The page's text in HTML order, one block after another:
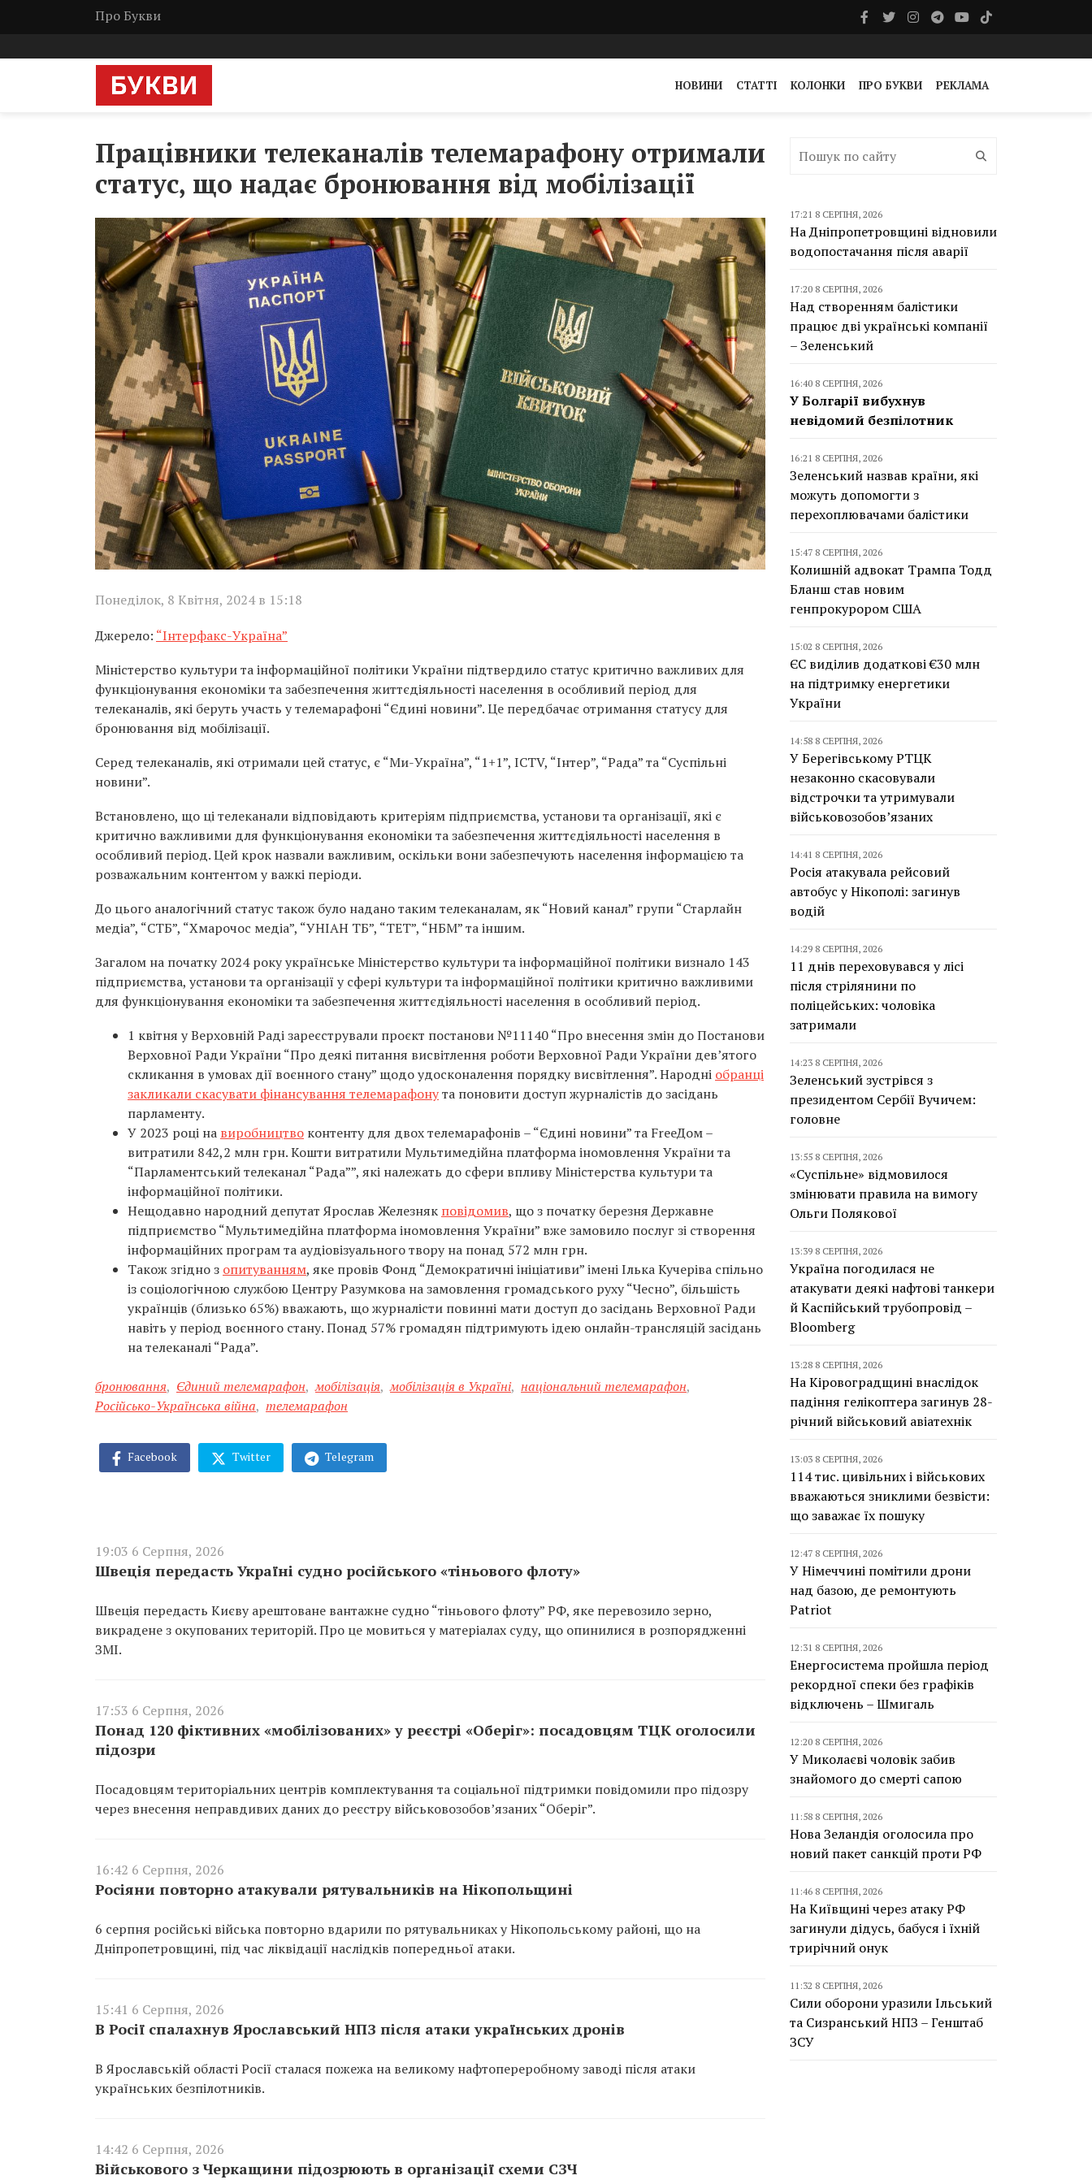
Про Букви
НОВИНИ СТАТТІ КОЛОНКИ ПРО БУКВИ РЕКЛАМА
Працівники телеканалів телемарафону отримали
статус, що надає бронювання від мобілізації
Понеділок, 8 Квітня, 2024 в 15:18
Джерело: “Інтерфакс-Україна”
Міністерство культури та інформаційної політики України підтвердило статус критично важливих для
функціонування економіки та забезпечення життєдіяльності населення в особливий період для
телеканалів, які беруть участь у телемарафоні “Єдині новини”. Це передбачає отримання статусу для
бронювання від мобілізації.
Серед телеканалів, які отримали цей статус, є “Ми-Україна”, “1+1”, ICTV, “Інтер”, “Рада” та “Суспільні
новини”.
Встановлено, що ці телеканали відповідають критеріям підприємства, установи та організації, які є
критично важливими для функціонування економіки та забезпечення життєдіяльності населення в
особливий період. Цей крок назвали важливим, оскільки вони забезпечують населення інформацією та
розважальним контентом у важкі періоди.
До цього аналогічний статус також було надано таким телеканалам, як “Новий канал” групи “Старлайн
медіа”, “СТБ”, “Хмарочос медіа”, “УНІАН ТБ”, “ТЕТ”, “НБМ” та іншим.
Загалом на початку 2024 року українське Міністерство культури та інформаційної політики визнало 143
підприємства, установи та організації у сфері культури та інформаційної політики критично важливими
для функціонування економіки та забезпечення життєдіяльності населення в особливий період.
1 квітня у Верховній Раді зареєстрували проєкт постанови №11140 “Про внесення змін до Постанови
Верховної Ради України “Про деякі питання висвітлення роботи Верховної Ради України дев’ятого
скликання в умовах дії воєнного стану” щодо удосконалення порядку висвітлення”. Народні обранці
закликали скасувати фінансування телемарафонута поновити доступ журналістів до засідань
парламенту.
У 2023 році на виробництво контенту для двох телемарафонів – “Єдині новини” та FreeДом –
витратили 842,2 млн грн. Кошти витратили Мультимедійна платформа іномовлення України та
“Парламентський телеканал “Рада””, які належать до сфери впливу Міністерства культури та
інформаційної політики.
Нещодавно народний депутат Ярослав Железняк повідомив, що з початку березня Державне
підприємство “Мультимедійна платформа іномовлення України” вже замовило послуг зі створення
інформаційних програм та аудіовізуального твору на понад 572 млн грн.
Також згідно з опитуванням, яке провів Фонд “Демократичні ініціативи” імені Ілька Кучеріва спільно
із соціологічною службою Центру Разумкова на замовлення громадського руху “Чесно”, більшість
українців (близько 65%) вважають, що журналісти повинні мати доступ до засідань Верховної Ради
навіть у період воєнного стану. Понад 57% громадян підтримують ідею онлайн-трансляцій засідань
на телеканалі “Рада”.
бронювання, Єдиний телемарафон, мобілізація, мобілізація в Україні, національний телемарафон,
Російсько-Українська війна, телемарафон
Facebook Twitter Telegram
19:03 6 Серпня, 2026
Швеція передасть Україні судно російського «тіньового флоту»
Швеція передасть Києву арештоване вантажне судно “тіньового флоту” РФ, яке перевозило зерно,
викрадене з окупованих територій. Про це мовиться у матеріалах суду, що опинилися в розпорядженні
ЗМІ.
17:53 6 Серпня, 2026
Понад 120 фіктивних «мобілізованих» у реєстрі «Оберіг»: посадовцям ТЦК оголосили
підозри
Посадовцям територіальних центрів комплектування та соціальної підтримки повідомили про підозру
через внесення неправдивих даних до реєстру військовозобов’язаних “Оберіг”.
16:42 6 Серпня, 2026
Росіяни повторно атакували рятувальників на Нікопольщині
6 серпня російські війська повторно вдарили по рятувальниках у Нікопольському районі, що на
Дніпропетровщині, під час ліквідації наслідків попередньої атаки.
15:41 6 Серпня, 2026
В Росії спалахнув Ярославський НПЗ після атаки українських дронів
В Ярославській області Росії сталася пожежа на великому нафтопереробному заводі після атаки
українських безпілотників.
14:42 6 Серпня, 2026
Військового з Черкащини підозрюють в організації схеми СЗЧ
17:21 8 СЕРПНЯ, 2026
На Дніпропетровщині відновили
водопостачання після аварії
17:20 8 СЕРПНЯ, 2026
Над створенням балістики
працює дві українські компанії
– Зеленський
16:40 8 СЕРПНЯ, 2026
У Болгарії вибухнув
невідомий безпілотник
16:21 8 СЕРПНЯ, 2026
Зеленський назвав країни, які
можуть допомогти з
перехоплювачами балістики
15:47 8 СЕРПНЯ, 2026
Колишній адвокат Трампа Тодд
Бланш став новим
генпрокурором США
15:02 8 СЕРПНЯ, 2026
ЄС виділив додаткові €30 млн
на підтримку енергетики
України
14:58 8 СЕРПНЯ, 2026
У Берегівському РТЦК
незаконно скасовували
відстрочки та утримували
військовозобов’язаних
14:41 8 СЕРПНЯ, 2026
Росія атакувала рейсовий
автобус у Нікополі: загинув
водій
14:29 8 СЕРПНЯ, 2026
11 днів переховувався у лісі
після стрілянини по
поліцейських: чоловіка
затримали
14:23 8 СЕРПНЯ, 2026
Зеленський зустрівся з
президентом Сербії Вучичем:
головне
13:55 8 СЕРПНЯ, 2026
«Суспільне» відмовилося
змінювати правила на вимогу
Ольги Полякової
13:39 8 СЕРПНЯ, 2026
Україна погодилася не
атакувати деякі нафтові танкери
й Каспійський трубопровід –
Bloomberg
13:28 8 СЕРПНЯ, 2026
На Кіровоградщині внаслідок
падіння гелікоптера загинув 28-
річний військовий авіатехнік
13:03 8 СЕРПНЯ, 2026
114 тис. цивільних і військових
вважаються зниклими безвісти:
що заважає їх пошуку
12:47 8 СЕРПНЯ, 2026
У Німеччині помітили дрони
над базою, де ремонтують
Patriot
12:31 8 СЕРПНЯ, 2026
Енергосистема пройшла період
рекордної спеки без графіків
відключень – Шмигаль
12:20 8 СЕРПНЯ, 2026
У Миколаєві чоловік забив
знайомого до смерті сапою
11:58 8 СЕРПНЯ, 2026
Нова Зеландія оголосила про
новий пакет санкцій проти РФ
11:46 8 СЕРПНЯ, 2026
На Київщині через атаку РФ
загинули дідусь, бабуся і їхній
трирічний онук
11:32 8 СЕРПНЯ, 2026
Сили оборони уразили Ільський
та Сизранський НПЗ – Генштаб
ЗСУ